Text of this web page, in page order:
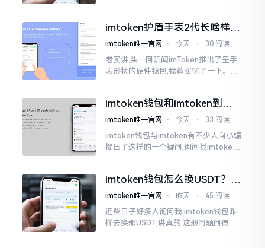
低的状况
imtoken护盾手表2代长啥样？
真实上手体验分享
imtoken唯一官网 ⋅ 今天 ⋅ 30 阅读
老实讲,头一回听闻imToken推出了呈手
表形状的硬件钱包,我着实愣了一下。在c
imtoken钱包和imtoken到底
是不是一回事？看完就懂了
imtoken唯一官网 ⋅ 今天 ⋅ 33 阅读
imtoken钱包与imtoken有不少人向小编
提出了这样的一个疑问,询问其imtoken
同一个物品
imtoken钱包怎么换USDT？这
几种方法你得知道
imtoken唯一官网 ⋅ 昨天 ⋅ 45 阅读
近些日子好多人询问我,imtoken钱包咋
样去换那USDT,讲真的,这般问题问得很